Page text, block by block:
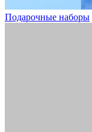
Подарочные наборы